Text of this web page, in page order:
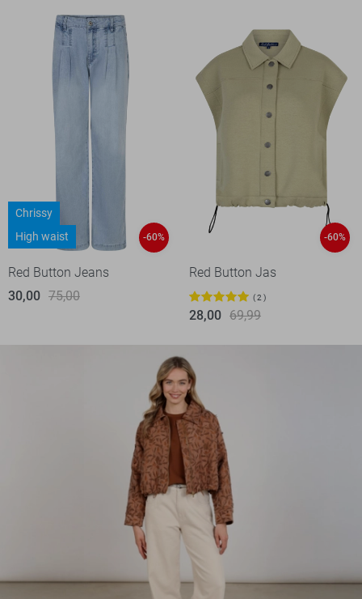
Chrissy
High waist
-60%
Red Button Jeans
30,00 75,00
-60%
Red Button Jas
2
28,00 69,99